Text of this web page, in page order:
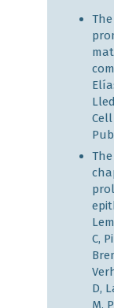
Cell
C,
D,
M,